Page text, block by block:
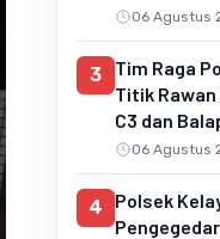
06 Agustus
3
Tim Raga
Titik Rawan
C3 dan
Aman
06 Agustus
4
Polsek